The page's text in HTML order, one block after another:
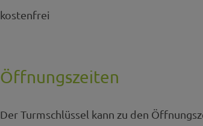
kostenfrei
Öffnungszeiten
Der Turmschlüssel kann zu den